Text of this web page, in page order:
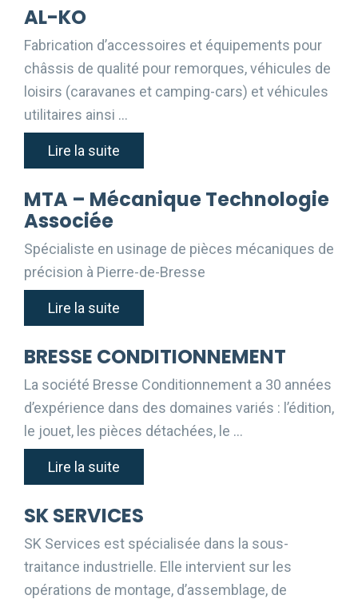
AL-KO
Fabrication d’accessoires et équipements pour
châssis de qualité pour remorques, véhicules de
loisirs (caravanes et camping-cars) et véhicules
utilitaires ainsi …
Lire la suite
MTA – Mécanique Technologie
Associée
Spécialiste en usinage de pièces mécaniques de
précision à Pierre-de-Bresse
Lire la suite
BRESSE CONDITIONNEMENT
La société Bresse Conditionnement a 30 années
d’expérience dans des domaines variés : l’édition,
le jouet, les pièces détachées, le …
Lire la suite
SK SERVICES
SK Services est spécialisée dans la sous-
traitance industrielle. Elle intervient sur les
opérations de montage, d’assemblage, de